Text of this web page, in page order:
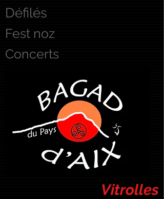
Défilés
Fest noz
Concerts
Vitrolles